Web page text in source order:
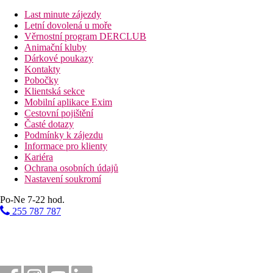
Pláž
Plážová dovolená
Fotogalerie
Last minute zájezdy
Letní dovolená u moře
Věrnostní program DERCLUB
Animační kluby
Dárkové poukazy
Kontakty
Pobočky
Klientská sekce
Mobilní aplikace Exim
Cestovní pojištění
Časté dotazy
Podmínky k zájezdu
Informace pro klienty
Kariéra
Ochrana osobních údajů
Nastavení soukromí
Po-Ne 7-22 hod.
255 787 787